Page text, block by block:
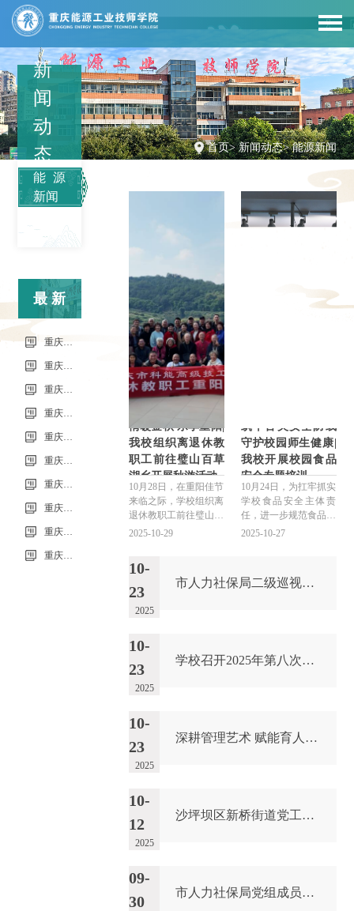
首页>新闻动态>能源新闻
新
闻
动
态
能源
新闻
最新
信息
情暖金秋 乐享重阳|
我校组织离退休教
职工前往璧山百草
湖乡开展秋游活动
10月28日，在重阳佳节
来临之际，学校组织离
退休教职工前往璧山百
草湖乡，开展以“情暖
天，秋高气爽，阳光和
煦。老同志们精神矍
铄，兴致勃勃。久别重
逢的老同事们相互问
馨感人。他们或结伴拍
2025-10-29
筑牢舌尖安全防线
守护校园师生健康|
我校开展校园食品
安全专题培训
10月24日，为扛牢抓实
学校食品安全主体责
任，进一步规范食品安
全管理流程、提升从业
请沙坪坝区市场监督管
讲话
2025-10-27
10-
23
2025
市人力社保局二级巡视员梁涛现场调研科能校铜梁新校区建设项目
10-
23
2025
学校召开2025年第八次理论学习中心组（扩大）学习会议
10-
23
2025
深耕管理艺术 赋能育人实践 |我校开展“如何做好班主任”专题讲座
10-
12
2025
沙坪坝区新桥街道党工委副书记、办事处主任徐斐一行来校调研交流
09-
30
市人力社保局党组成员、副局长苏静来校开展节前安全检查和重点工作调研